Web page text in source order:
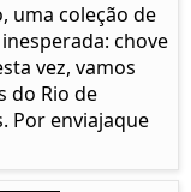
uma coleção de
chove
vez, vamos
do Rio de
Por enviajaque